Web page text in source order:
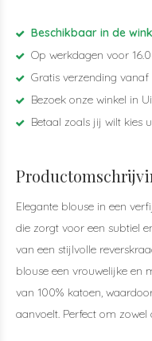
Beschikbaar in de
Op werkdagen voor
Gratis verzending vanaf
Bezoek onze winkel in
Betaal zoals jij wilt kies
Elegante blouse in een
die zorgt voor een subtiel
van een stijlvolle
blouse een vrouwelijke en
van 100% katoen,
aanvoelt. Perfect om